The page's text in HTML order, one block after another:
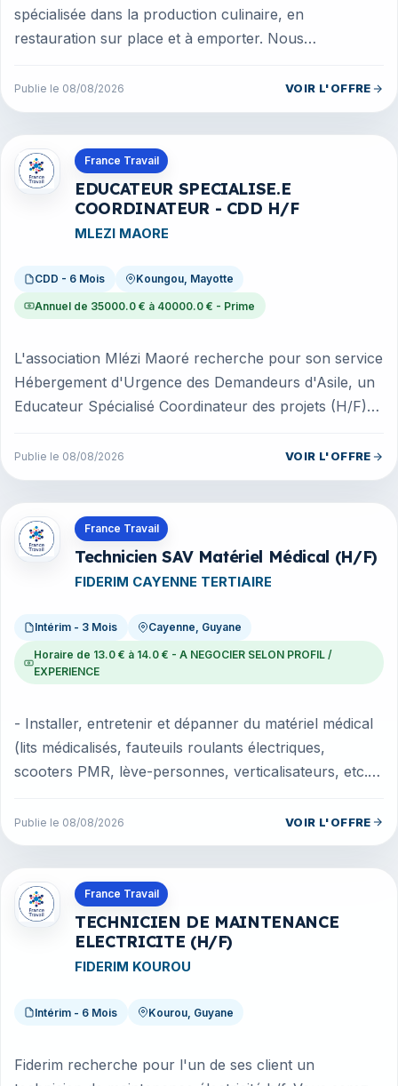
spécialisée dans la production culinaire, en
restauration sur place et à emporter. Nous
Publie le 08/08/2026 VOIR L'OFFRE
France Travail
EDUCATEUR SPECIALISE.E
COORDINATEUR - CDD H/F
MLEZI MAORE
CDD - 6 Mois Koungou, Mayotte
Annuel de 35000.0 € à 40000.0 € - Prime
L'association Mlézi Maoré recherche pour son service
Hébergement d'Urgence des Demandeurs d'Asile, un
Educateur Spécialisé Coordinateur des projets (H/F)
Publie le 08/08/2026 VOIR L'OFFRE
Offres en Mayotte
France Travail
Technicien SAV Matériel Médical (H/F)
FIDERIM CAYENNE TERTIAIRE
Intérim - 3 Mois Cayenne, Guyane
Horaire de 13.0 € à 14.0 € - A NEGOCIER SELON PROFIL /
EXPERIENCE
- Installer, entretenir et dépanner du matériel médical
(lits médicalisés, fauteuils roulants électriques,
scooters PMR, lève-personnes, verticalisateurs, etc.).
Publie le 08/08/2026 VOIR L'OFFRE
Offres en Guyane
France Travail
TECHNICIEN DE MAINTENANCE
ELECTRICITE (H/F)
FIDERIM KOUROU
Intérim - 6 Mois Kourou, Guyane
Fiderim recherche pour l'un de ses client un
Offres en Guyane